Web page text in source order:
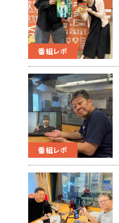
番組レポ
番組レポ